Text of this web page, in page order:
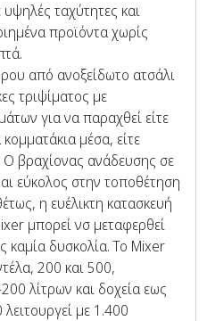
ταχύτητες και
προϊόντα χωρίς
από ανοξείδωτο ατσάλι
τριψίματος με
για να παραχθεί είτε
μέσα, είτε
βραχίονας ανάδευσης σε
εύκολος στην τοποθέτηση
η ευέλικτη κατασκευή
μπορεί νσ μεταφερθεί
καμία δυσκολία. Το Mixer
200 και 500,
λίτρων και δοχεία εως
με 1.400